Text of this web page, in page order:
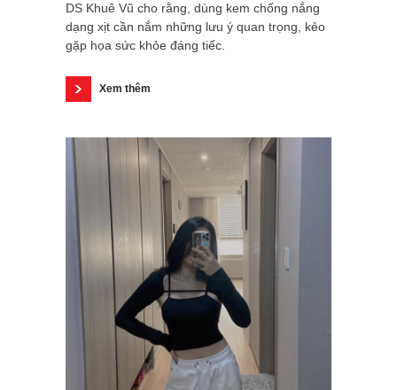
DS Khuê Vũ cho rằng, dùng kem chống nắng
dạng xịt cần nắm những lưu ý quan trọng, kẻo
gặp họa sức khỏe đáng tiếc.
Xem thêm